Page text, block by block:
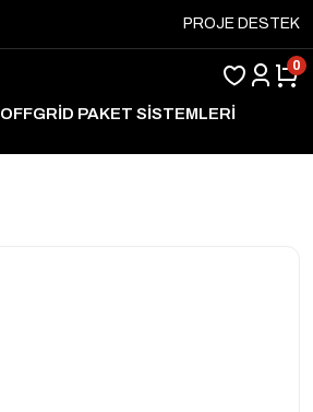
PROJE DESTEK
0
OFFGRİD PAKET SİSTEMLERİ